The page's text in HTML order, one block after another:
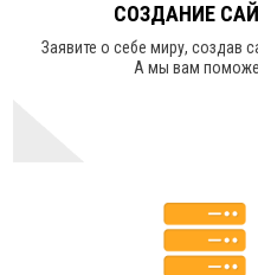
СОЗДАНИЕ
Заявите о себе миру, создав
А мы вам